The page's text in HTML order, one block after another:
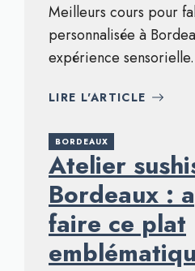
Meilleurs cours pour
personnalisée à
expérience
LIRE L'ARTICLE
BORDEAUX
Atelier
Bordeaux :
faire ce plat